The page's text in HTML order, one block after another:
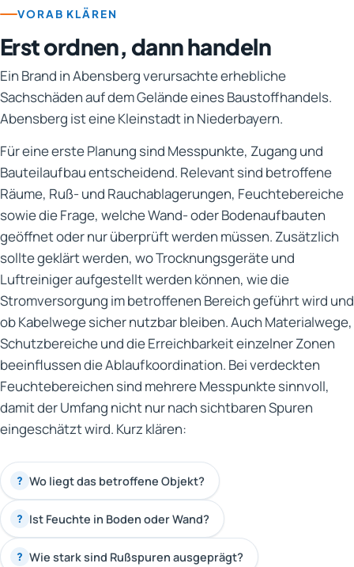
VORAB KLÄREN
Erst ordnen, dann handeln
Ein Brand in Abensberg verursachte erhebliche
Sachschäden auf dem Gelände eines Baustoffhandels.
Abensberg ist eine Kleinstadt in Niederbayern.
Für eine erste Planung sind Messpunkte, Zugang und
Bauteilaufbau entscheidend. Relevant sind betroffene
Räume, Ruß- und Rauchablagerungen, Feuchtebereiche
sowie die Frage, welche Wand- oder Bodenaufbauten
geöffnet oder nur überprüft werden müssen. Zusätzlich
sollte geklärt werden, wo Trocknungsgeräte und
Luftreiniger aufgestellt werden können, wie die
Stromversorgung im betroffenen Bereich geführt wird und
ob Kabelwege sicher nutzbar bleiben. Auch Materialwege,
Schutzbereiche und die Erreichbarkeit einzelner Zonen
beeinflussen die Ablaufkoordination. Bei verdeckten
Feuchtebereichen sind mehrere Messpunkte sinnvoll,
damit der Umfang nicht nur nach sichtbaren Spuren
eingeschätzt wird. Kurz klären:
? Wo liegt das betroffene Objekt?
? Ist Feuchte in Boden oder Wand?
? Wie stark sind Rußspuren ausgeprägt?